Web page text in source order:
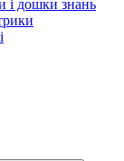
і дошки знань